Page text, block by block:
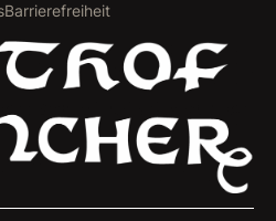
Barrierefreiheit